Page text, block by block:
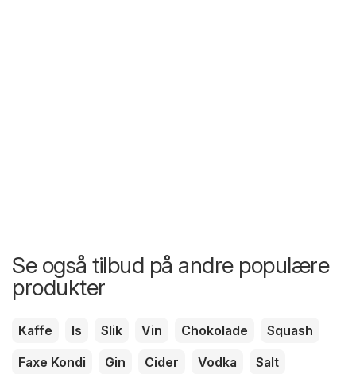
Se også tilbud på andre populære
produkter
Kaffe Is Slik Vin Chokolade
Squash
Faxe Kondi
Gin Cider Vodka
Salt